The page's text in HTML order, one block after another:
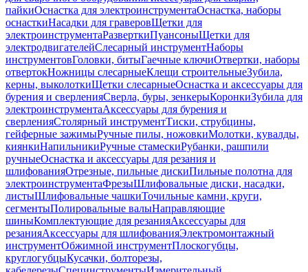
пайкиОснастка для электроинструментаОснастка, наборы
оснасткиНасадки для граверовЩетки для
электроинструментаРазверткиПуансоныЩетки для
электродвигателейСлесарный инструментНаборы
инструментовГоловки, битыГаечные ключиОтвертки, наборы
отвертокНожницы слесарныеКлещи строительныеЗубила,
керны, выколоткиЩетки слесарныеОснастка и аксессуары для
бурения и сверленияСверла, буры, зенкерыКоронкиЗубила для
электроинструментаАксессуары для бурения и
сверленияСтолярный инструментТиски, струбцины,
гейферные зажимыРучные пилы, ножовкиМолотки, кувалды,
киянкиНапильникиРучные стамескиРубанки, рашпили
ручныеОснастка и аксессуары для резания и
шлифованияОтрезные, пильные дискиПильные полотна для
электроинструментаФрезыШлифовальные диски, насадки,
листыШлифовальные чашкиТочильные камни, круги,
сегментыПолировальные валыНаправляющие
шиныКомплектующие для резанияАксессуары для
резанияАксессуары для шлифованияЭлектромонтажный
инструментОбжимной инструментПлоскогубцы,
круглогубцыКусачки, болторезы,